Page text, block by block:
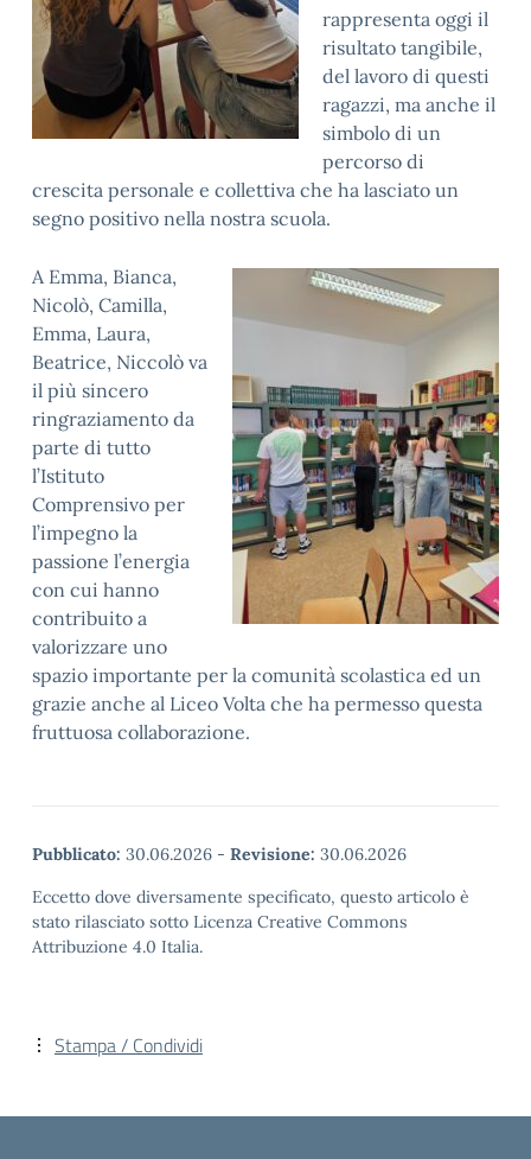
rappresenta oggi il
risultato tangibile,
del lavoro di questi
ragazzi, ma anche il
simbolo di un
percorso di
crescita personale e collettiva che ha lasciato un
segno positivo nella nostra scuola.
A Emma, Bianca,
Nicolò, Camilla,
Emma, Laura,
Beatrice, Niccolò va
il più sincero
ringraziamento da
parte di tutto
l’Istituto
Comprensivo per
l’impegno la
passione l’energia
con cui hanno
contribuito a
valorizzare uno
spazio importante per la comunità scolastica ed un
grazie anche al Liceo Volta che ha permesso questa
fruttuosa collaborazione.
Pubblicato: 30.06.2026 - Revisione: 30.06.2026
Eccetto dove diversamente specificato, questo articolo è
stato rilasciato sotto Licenza Creative Commons
Attribuzione 4.0 Italia.
Stampa / Condividi